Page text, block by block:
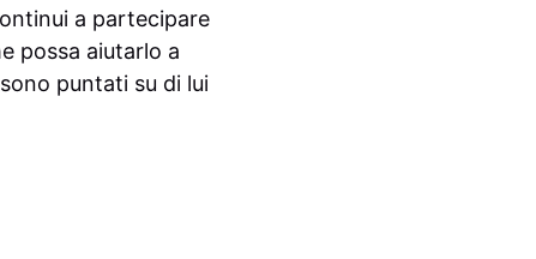
a partecipare
possa aiutarlo a
puntati su di lui